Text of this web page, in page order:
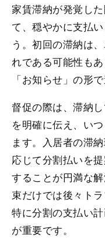
家賃滞納が発覚し
て、穏やかに支払
う。初回の滞納は
れである可能性も
「お知らせ」の形
督促の際は、滞納
を明確に伝え、い
ます。入居者の滞
応じて分割払いを
することが円満な
束だけでは後々ト
特に分割の支払い
が重要です。